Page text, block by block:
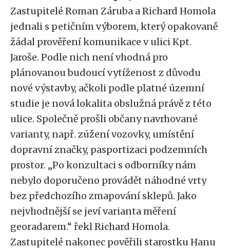
Zastupitelé Roman Záruba a Richard Homola
jednali s petičním výborem, který opakovaně
žádal prověření komunikace v ulici Kpt.
Jaroše. Podle nich není vhodná pro
plánovanou budoucí vytíženost z důvodu
nové výstavby, ačkoli podle platné územní
studie je nová lokalita obslužná právě z této
ulice. Společně prošli občany navrhované
varianty, např. zúžení vozovky, umístění
dopravní značky, pasportizaci podzemních
prostor. „Po konzultaci s odborníky nám
nebylo doporučeno provádět náhodné vrty
bez předchozího zmapování sklepů. Jako
nejvhodnější se jeví varianta měření
georadarem.“ řekl Richard Homola.
Zastupitelé nakonec pověřili starostku Hanu